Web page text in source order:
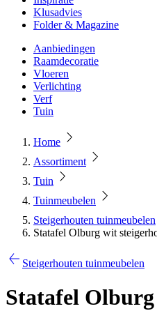
Klusadvies
Folder & Magazine
Aanbiedingen
Raamdecoratie
Vloeren
Verlichting
Verf
Tuin
Home
Assortiment
Tuin
Tuinmeubelen
Steigerhouten tuinmeubelen
Statafel Olburg wit
Steigerhouten tuinmeubelen
Statafel